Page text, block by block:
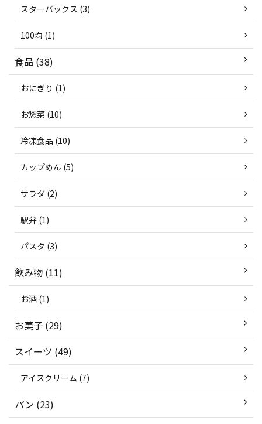
スターバックス (3)
100均 (1)
食品 (38)
おにぎり (1)
お惣菜 (10)
冷凍食品 (10)
カップめん (5)
サラダ (2)
駅弁 (1)
パスタ (3)
飲み物 (11)
お酒 (1)
お菓子 (29)
スイーツ (49)
アイスクリーム (7)
パン (23)